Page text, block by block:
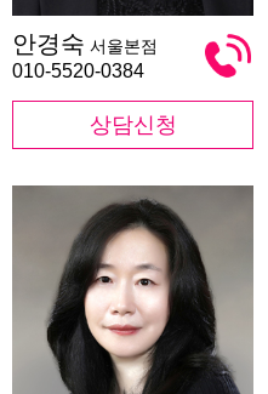
경
숙
안경숙 서울본점
010-5520-0384
상담신청